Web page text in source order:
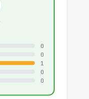
0
0
1
0
0